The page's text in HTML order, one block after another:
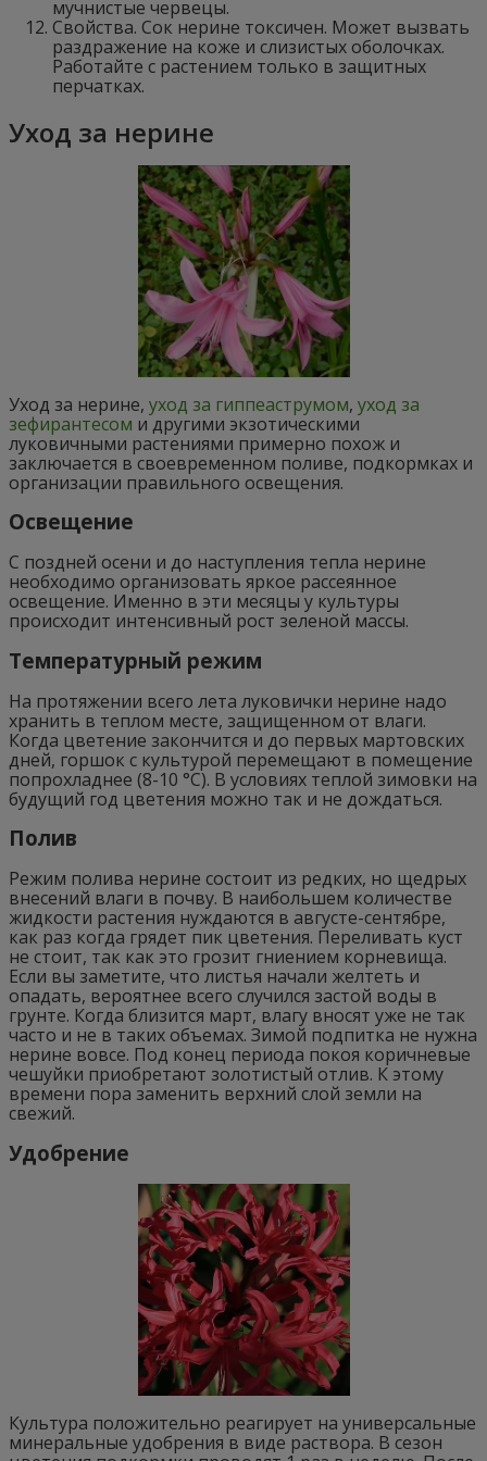
мучнистые червецы.
Свойства. Сок нерине токсичен. Может вызвать
раздражение на коже и слизистых оболочках.
Работайте с растением только в защитных
перчатках.
Уход за нерине
Уход за нерине, уход за гиппеаструмом, уход за
зефирантесом и другими экзотическими
луковичными растениями примерно похож и
заключается в своевременном поливе, подкормках и
организации правильного освещения.
Освещение
С поздней осени и до наступления тепла нерине
необходимо организовать яркое рассеянное
освещение. Именно в эти месяцы у культуры
происходит интенсивный рост зеленой массы.
Температурный режим
На протяжении всего лета луковички нерине надо
хранить в теплом месте, защищенном от влаги.
Когда цветение закончится и до первых мартовских
дней, горшок с культурой перемещают в помещение
попрохладнее (8-10 °C). В условиях теплой зимовки на
будущий год цветения можно так и не дождаться.
Полив
Режим полива нерине состоит из редких, но щедрых
внесений влаги в почву. В наибольшем количестве
жидкости растения нуждаются в августе-сентябре,
как раз когда грядет пик цветения. Переливать куст
не стоит, так как это грозит гниением корневища.
Если вы заметите, что листья начали желтеть и
опадать, вероятнее всего случился застой воды в
грунте. Когда близится март, влагу вносят уже не так
часто и не в таких объемах. Зимой подпитка не нужна
нерине вовсе. Под конец периода покоя коричневые
чешуйки приобретают золотистый отлив. К этому
времени пора заменить верхний слой земли на
свежий.
Удобрение
Культура положительно реагирует на универсальные
минеральные удобрения в виде раствора. В сезон